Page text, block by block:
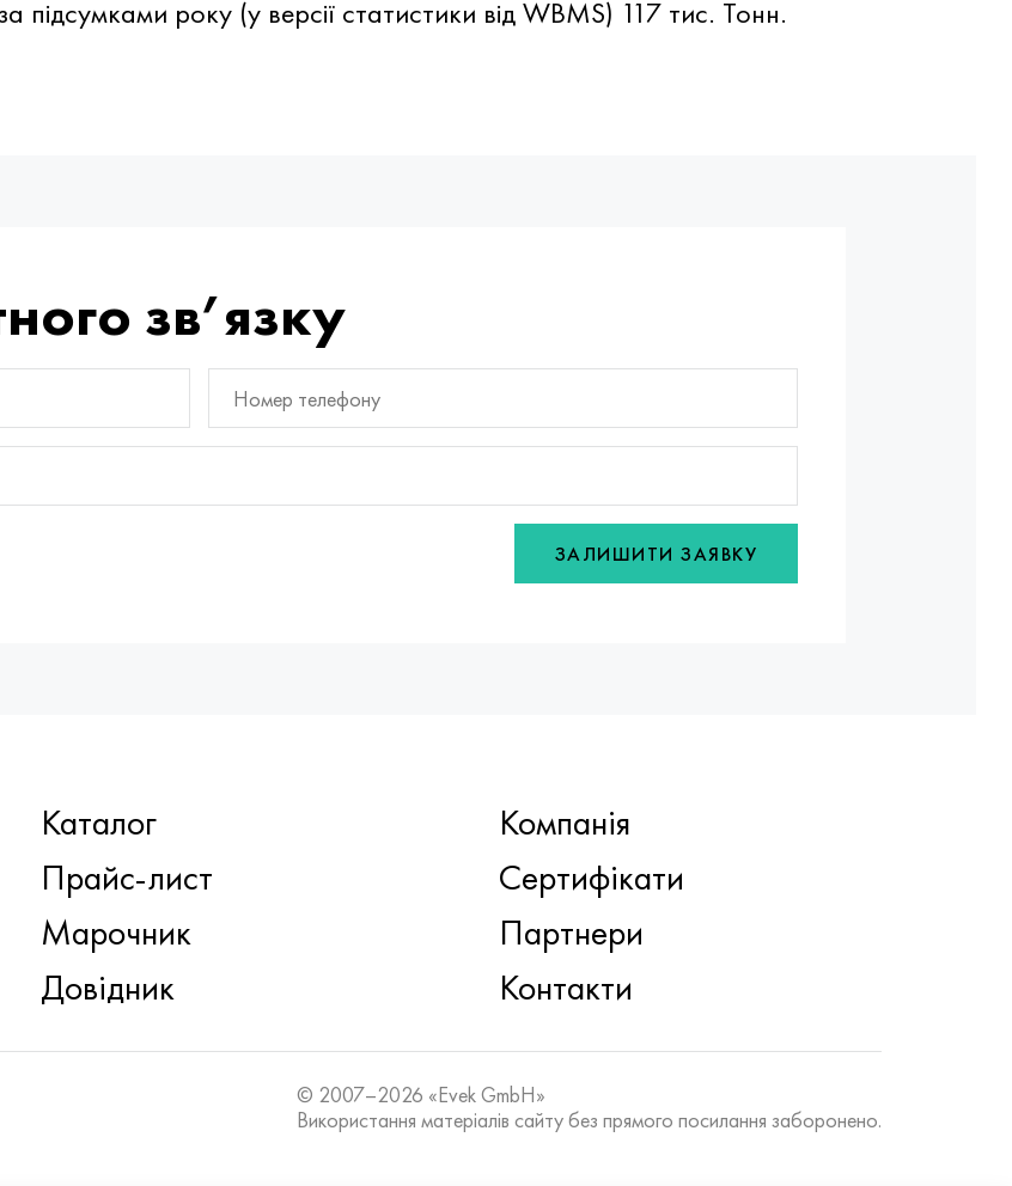
року (у версії статистики від WBMS) 117 тис. Тонн.
зв’язку
ЗАЛИШИТИ ЗАЯВКУ
Каталог
Прайс-лист
Марочник
Довідник
Компанія
Сертифікати
Партнери
Контакти
© 2007–2026 «Evek GmbH»
Використання матеріалів сайту без прямого посилання заборонено.